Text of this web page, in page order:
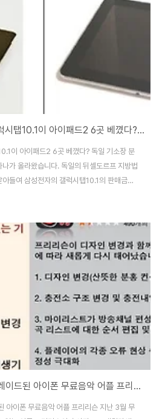
니다. 하지만 위 사진과 같이 애플이 제출한
[갤럭시탭10.1] 삼성 갤럭시탭10.1이 아이패드2 6곳 베꼈다? 독일 기소장 분석
이 아이패드2 6곳 베꼈다? 독일 기소장 분
가 올라왔습니다. 독일의 뒤셀도르프 지방법
들여 삼성전자의 갤럭시탭10.1의 판매금지
일 전 호주를 시작으로 네덜란드를 제외한
진 상황입니다. 애플이 미국에 제출한 소장
송이 진행 중인데, 애플이 독일법원에 제기
되었습니다. 특허관련 전문블로거 플로리안 뮬
장을 보면, 애플이 주장하는 갤럽시탭10.1
[아이폰 무료음악] 업그레이드된 아이폰 무료음악 어플 프리리슨
아이폰 무료음악 어플 프리리슨 지난 3월 무